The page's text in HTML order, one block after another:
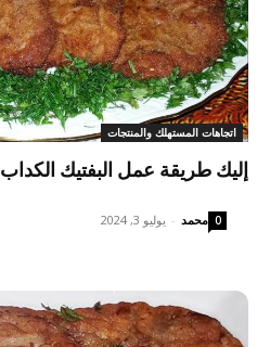
اتجاهات المستهلك والمنتجات
إليك طريقة عمل البفتيك الكداب 2024
محمد - يوليو 3, 2024 0